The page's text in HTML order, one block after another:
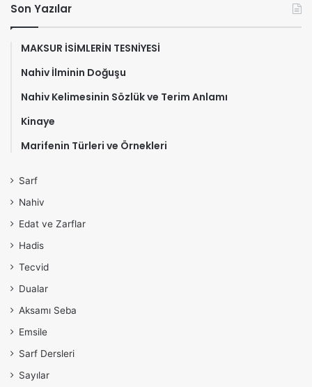
Son Yazılar
MAKSUR İSİMLERİN TESNİYESİ
Nahiv İlminin Doğuşu
Nahiv Kelimesinin Sözlük ve Terim Anlamı
Kinaye
Marifenin Türleri ve Örnekleri
Sarf
Nahiv
Edat ve Zarflar
Hadis
Tecvid
Dualar
Aksamı Seba
Emsile
Sarf Dersleri
Sayılar